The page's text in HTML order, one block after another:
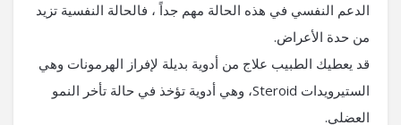
الدعم النفسي في هذه الحالة مهم جداً ، فالحالة النفسية تزيد
من حدة الأعراض.
قد يعطيك الطبيب علاج من أدوية بديلة لإفراز الهرمونات وهي
الستيرويدات Steroid، وهي أدوية تؤخذ في حالة تأخر النمو
العضلي.